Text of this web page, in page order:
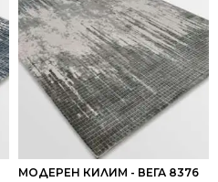
МОДЕРЕН КИЛИМ - ВЕГА 8376